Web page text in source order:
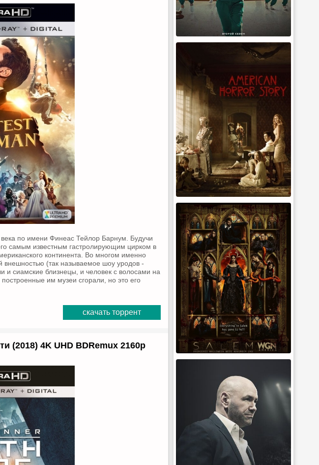
по имени Финеас Тейлор Барнум. Будучи
самым известным гастролирующим цирком в
континента. Во многом именно
внешностью (так называемое шоу уродов -
и сиамские близнецы, и человек с волосами на
им музеи сгорали, но это его
скачать торрент
(2018) 4K UHD BDRemux 2160p